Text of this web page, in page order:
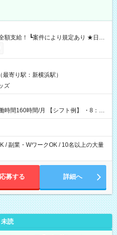
いたその日に現金GET♪ お仕事後はコ
落とせます！ 【試用期間】試
寄り駅：新横浜駅）
ズ
月 【シフト例】 ・8：00
/ 副業・WワークOK / 10名以上の大量
応募する 詳細へ
未読